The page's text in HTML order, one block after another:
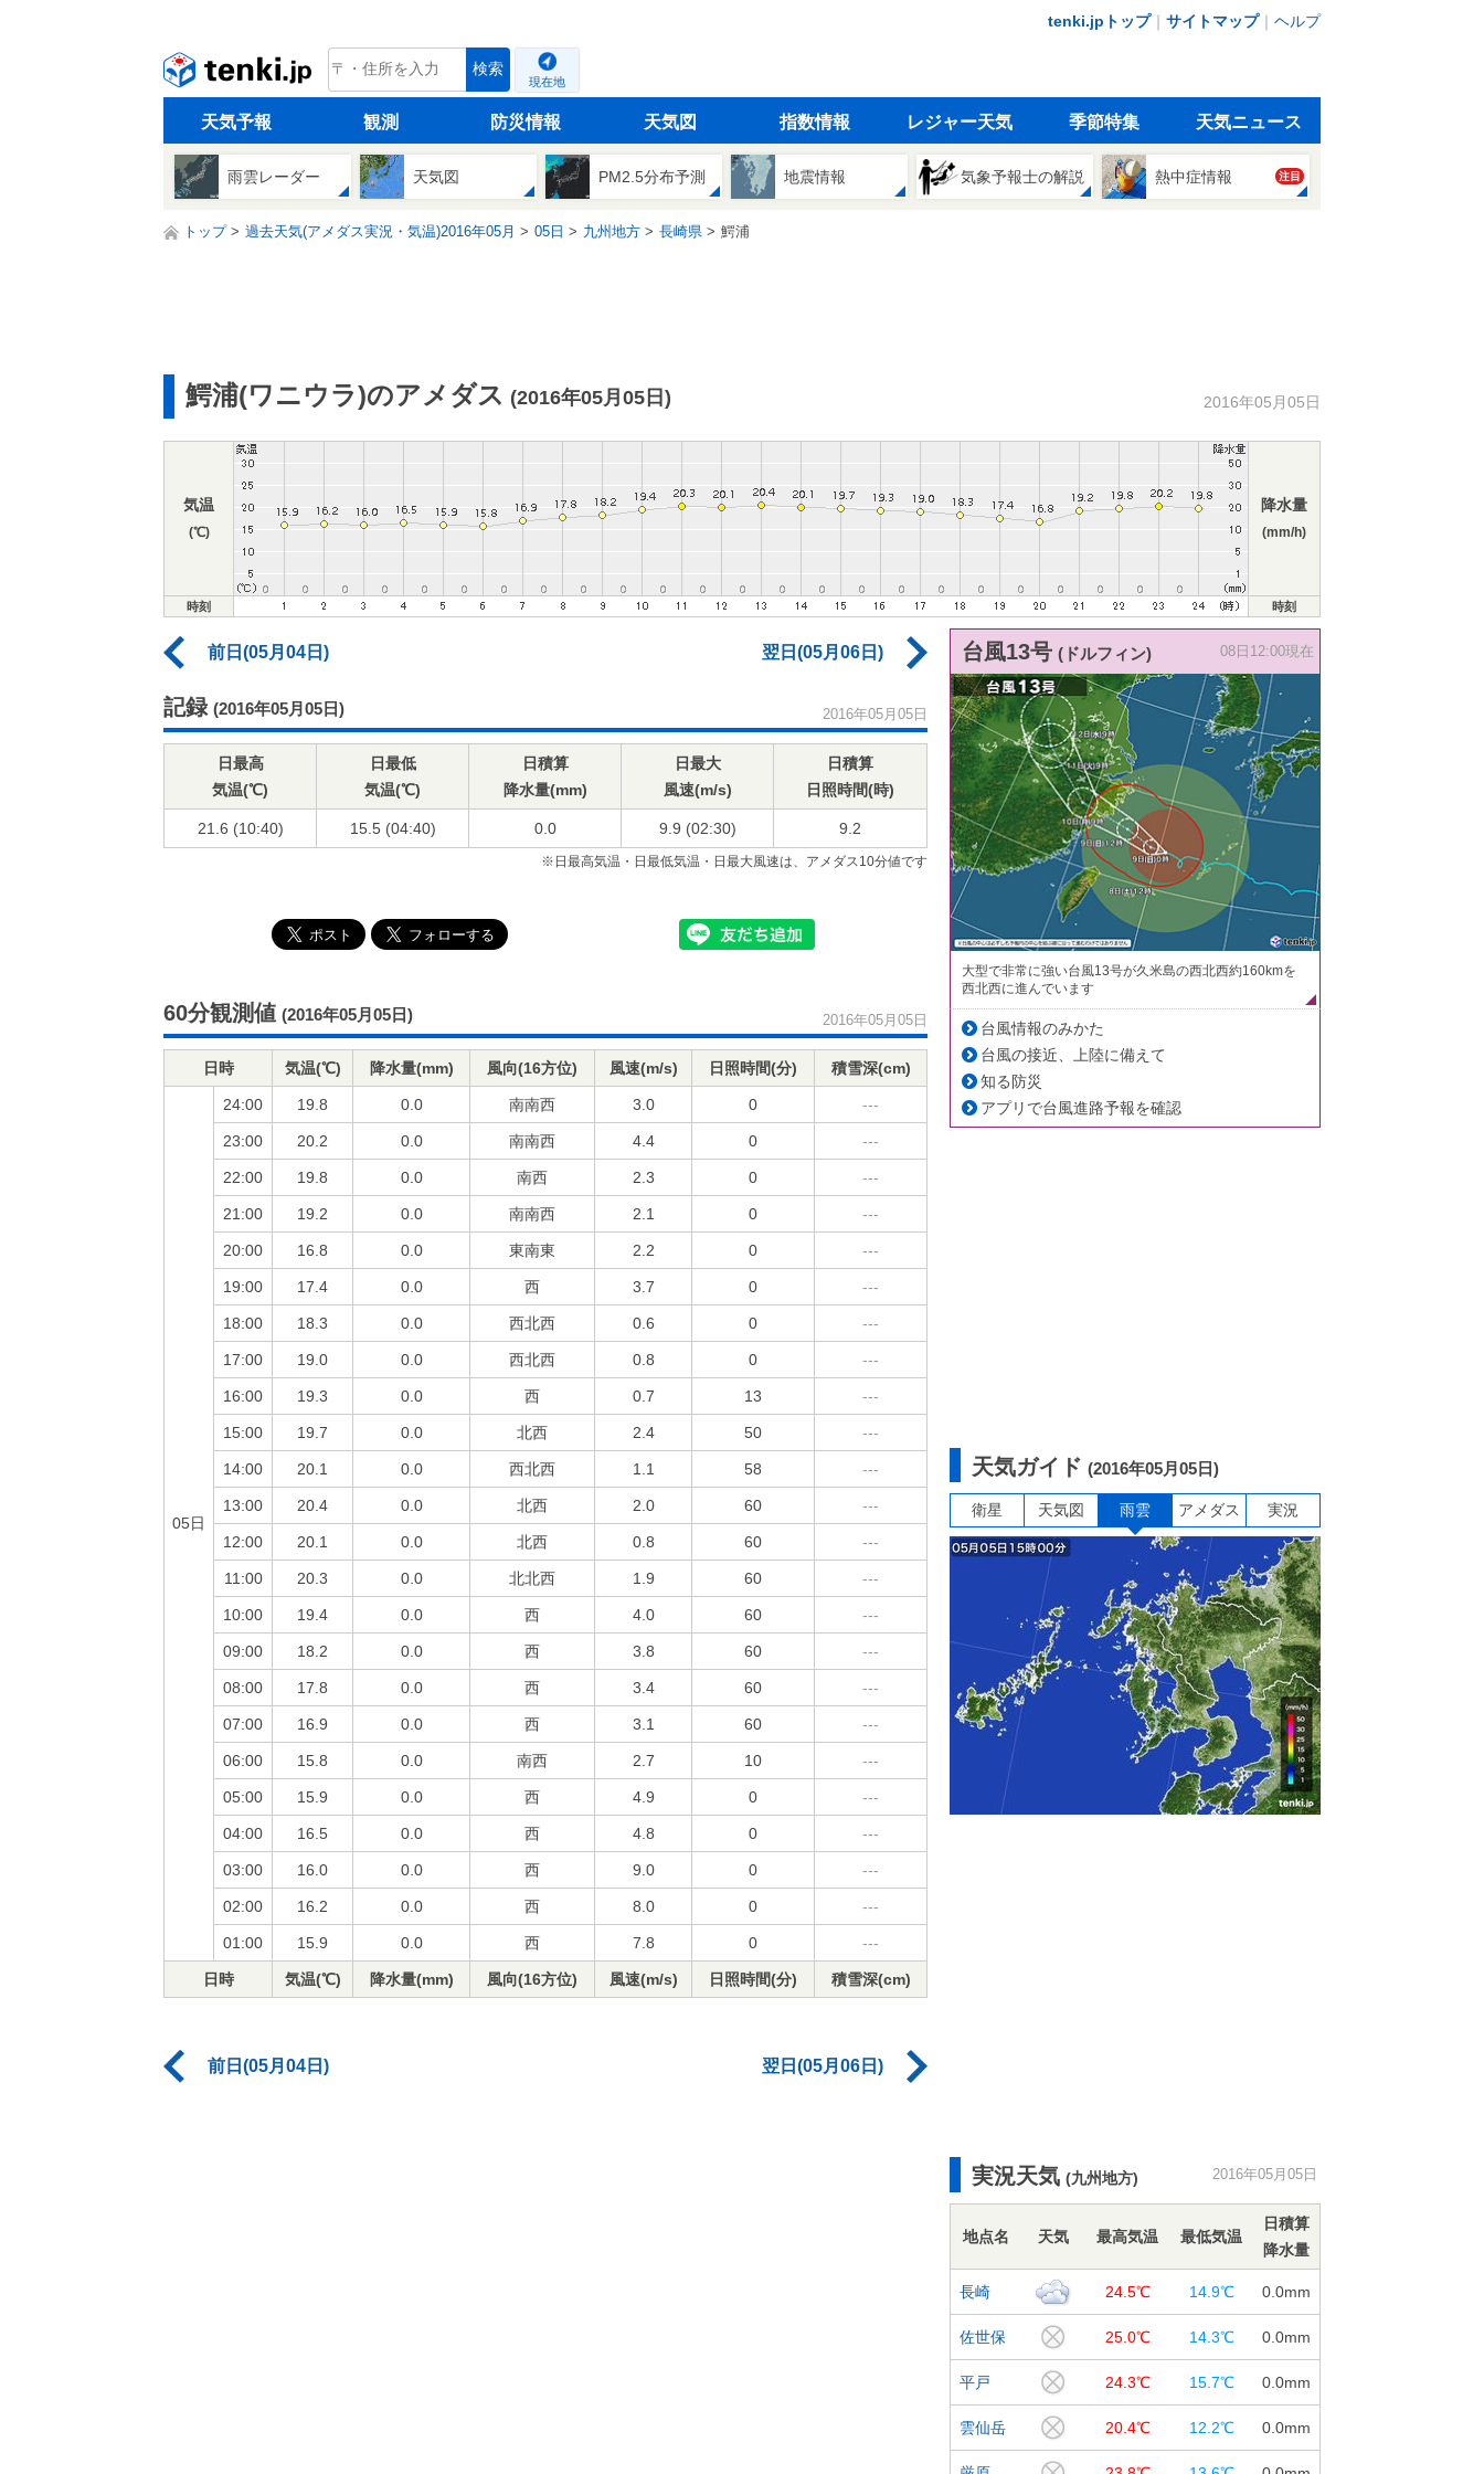
tenki.jpトップ｜ サイトマップ｜ ヘルプ
tenki.jp 検索
現在地
天気予報 観測 防災情報 天気図 指数情報 レジャー天気 季節特集 天気ニュース
雨雲レーダー 天気図 PM2.5分布予測 地震情報 気象予報士の解説 熱中症情報 注目
トップ 過去天気(アメダス実況・気温)2016年05月 05日 九州地方 長崎県 鰐浦
鰐浦(ワニウラ)のアメダス (2016年05月05日) 2016年05月05日
気温
(℃)
降水量
(mm/h)
時刻 時刻
前日(05月04日) 翌日(05月06日)
記録 (2016年05月05日) 2016年05月05日
日最高
気温(℃)
日最低
気温(℃)
日積算
降水量(mm)
日最大
風速(m/s)
日積算
日照時間(時)
21.6 (10:40) 15.5 (04:40) 0.0 9.9 (02:30) 9.2
※日最高気温・日最低気温・日最大風速は、アメダス10分値です
60分観測値 (2016年05月05日) 2016年05月05日
日時 気温(℃) 降水量(mm) 風向(16方位) 風速(m/s) 日照時間(分) 積雪深(cm)
05日
24:00 19.8 0.0 南南西 3.0 0 ---
23:00 20.2 0.0 南南西 4.4 0 ---
22:00 19.8 0.0 南西 2.3 0 ---
21:00 19.2 0.0 南南西 2.1 0 ---
20:00 16.8 0.0 東南東 2.2 0 ---
19:00 17.4 0.0 西 3.7 0 ---
18:00 18.3 0.0 西北西 0.6 0 ---
17:00 19.0 0.0 西北西 0.8 0 ---
16:00 19.3 0.0 西 0.7 13 ---
15:00 19.7 0.0 北西 2.4 50 ---
14:00 20.1 0.0 西北西 1.1 58 ---
13:00 20.4 0.0 北西 2.0 60 ---
12:00 20.1 0.0 北西 0.8 60 ---
11:00 20.3 0.0 北北西 1.9 60 ---
10:00 19.4 0.0 西 4.0 60 ---
09:00 18.2 0.0 西 3.8 60 ---
08:00 17.8 0.0 西 3.4 60 ---
07:00 16.9 0.0 西 3.1 60 ---
06:00 15.8 0.0 南西 2.7 10 ---
05:00 15.9 0.0 西 4.9 0 ---
04:00 16.5 0.0 西 4.8 0 ---
03:00 16.0 0.0 西 9.0 0 ---
02:00 16.2 0.0 西 8.0 0 ---
01:00 15.9 0.0 西 7.8 0 ---
日時 気温(℃) 降水量(mm) 風向(16方位) 風速(m/s) 日照時間(分) 積雪深(cm)
前日(05月04日) 翌日(05月06日)
台風13号 (ドルフィン) 08日12:00現在
大型で非常に強い台風13号が久米島の西北西約160kmを
西北西に進んでいます
台風情報のみかた
台風の接近、上陸に備えて
知る防災
アプリで台風進路予報を確認
天気ガイド (2016年05月05日)
衛星 天気図 雨雲 アメダス 実況
実況天気 (九州地方) 2016年05月05日
地点名 天気 最高気温 最低気温
日積算
降水量
長崎 24.5℃ 14.9℃ 0.0mm
佐世保 25.0℃ 14.3℃ 0.0mm
平戸 24.3℃ 15.7℃ 0.0mm
雲仙岳 20.4℃ 12.2℃ 0.0mm